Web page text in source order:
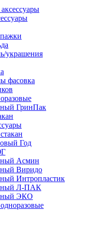
украшения
фасовка
ГринПак
Год
Асмин
Виридо
Интропластик
Л-ПАК
ЭКО